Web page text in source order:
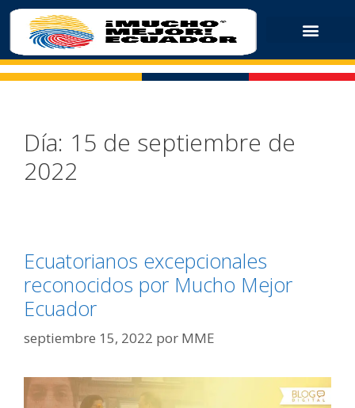
Día: 15 de septiembre de
2022
Ecuatorianos excepcionales
reconocidos por Mucho Mejor
Ecuador
septiembre 15, 2022 por MME